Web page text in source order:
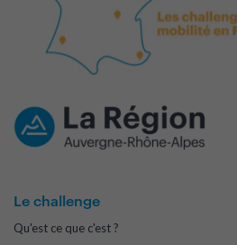
Le challenge
Qu'est ce que c'est ?